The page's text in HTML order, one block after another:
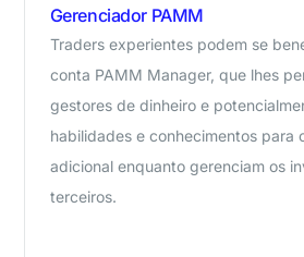
Gerenciador PAMM
Traders experientes podem se
conta PAMM Manager, que lhes
gestores de dinheiro e
habilidades e conhecimentos para
adicional enquanto gerenciam os
terceiros.